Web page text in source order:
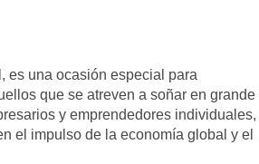
es una ocasión especial para
que se atreven a soñar en grande
y emprendedores individuales,
el impulso de la economía global y el